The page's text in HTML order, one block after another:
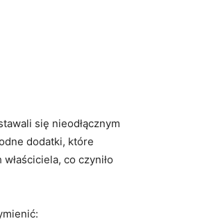
się nieodłącznym
dodatki, które
co czyniło